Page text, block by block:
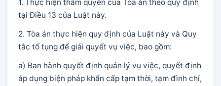
1. Thực hiện thẩm quyền của Tòa án theo quy định
tại Điều 13 của Luật này.
2. Tòa án thực hiện quy định của Luật này và Quy
tắc tố tụng để giải quyết vụ việc, bao gồm:
a) Ban hành quyết định quản lý vụ việc, quyết định
áp dụng biện pháp khẩn cấp tạm thời, tạm đình chỉ,